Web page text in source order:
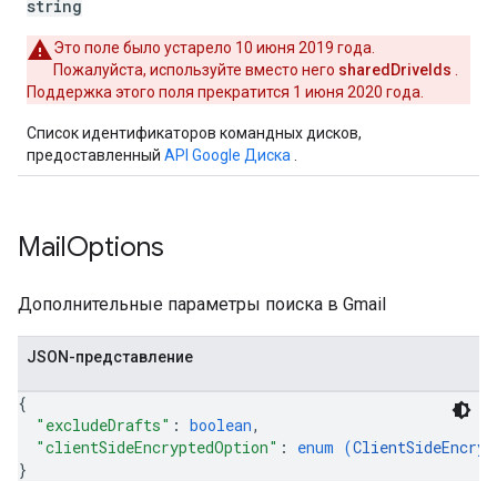
string
Это поле было устарело 10 июня 2019 года.
Пожалуйста, используйте вместо него sharedDriveIds
Поддержка этого поля прекратится 1 июня 2020 года.
Список идентификаторов командных дисков,
предоставленный API Google Диска
MailOptions
Дополнительные параметры поиска в Gmail
JSON-представление
{
"excludeDrafts" : boolean,
"clientSideEncryptedOption" : enum (
}